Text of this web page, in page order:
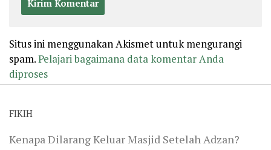
Situs ini menggunakan Akismet untuk mengurangi
spam.Pelajari bagaimana data komentar Anda
diproses
FIKIH
Kenapa Dilarang Keluar Masjid Setelah Adzan?